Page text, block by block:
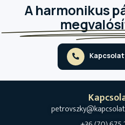
A harmonikus